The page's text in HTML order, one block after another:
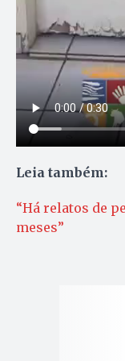
Leia também:
“Há relatos de
meses”